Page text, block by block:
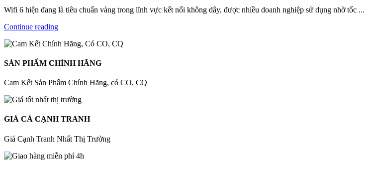
Wifi 6 hiện đang là tiêu chuẩn vàng trong lĩnh vực kết nối không dây, được nhiều doanh nghiệp sử dụng nhờ tốc ...
Continue reading
SẢN PHẨM CHÍNH HÃNG
Cam Kết Sản Phẩm Chính Hãng, có CO, CQ
GIÁ CẢ CẠNH TRANH
Giá Cạnh Tranh Nhất Thị Trường